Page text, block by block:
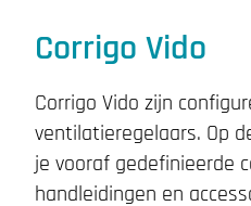
Corrigo Vido
Corrigo Vido zijn
ventilatieregelaars. Op
je vooraf gedefinieerde
handleidingen en